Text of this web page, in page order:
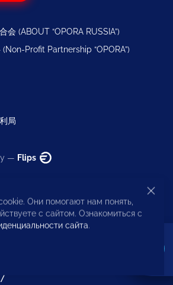
会 (ABOUT “OPORA RUSSIA”)
Profit Partnership “OPORA”)
局
— Flips
Они помогают нам понять,
с сайтом. Ознакомиться с
сайта.